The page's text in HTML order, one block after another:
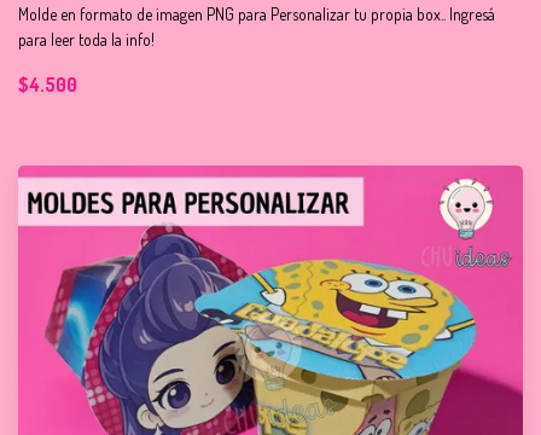
Molde en formato de imagen PNG para Personalizar tu propia box.. Ingresá
para leer toda la info!
$4.500